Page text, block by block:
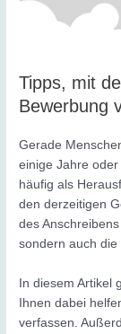
Tipps, mit
Bewerbung
Gerade
einige Jahre
häufig als
den derzeitigen
des
sondern auch
In diesem Artikel
Ihnen dabei
verfassen.